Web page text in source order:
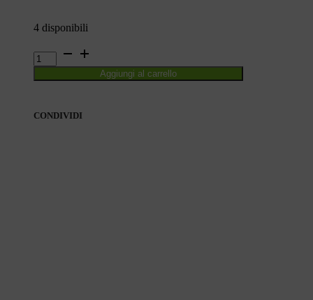
4 disponibili
ROOTS
66
Aggiungi al carrello
CONDIVIDI